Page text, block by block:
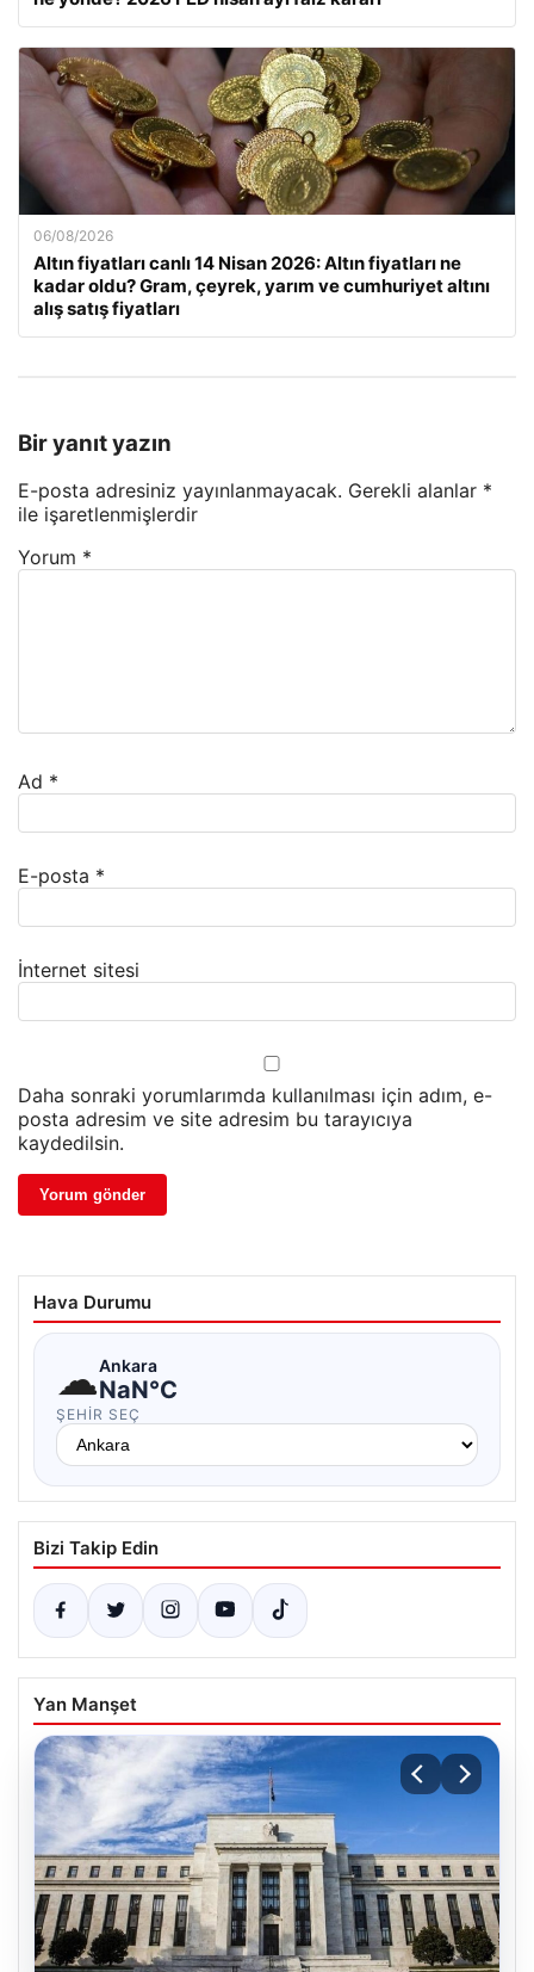
06/08/2026
Altın fiyatları canlı 14 Nisan 2026: Altın fiyatları ne
kadar oldu? Gram, çeyrek, yarım ve cumhuriyet altını
alış satış fiyatları
Bir yanıt yazın
E-posta adresiniz yayınlanmayacak. Gerekli alanlar *
ile işaretlenmişlerdir
Yorum *
Ad *
E-posta *
İnternet sitesi
Daha sonraki yorumlarımda kullanılması için adım, e-
posta adresim ve site adresim bu tarayıcıya
kaydedilsin.
Hava Durumu
☁Ankara
NaN°C
ŞEHIR SEÇ
Bizi Takip Edin
Yan Manşet